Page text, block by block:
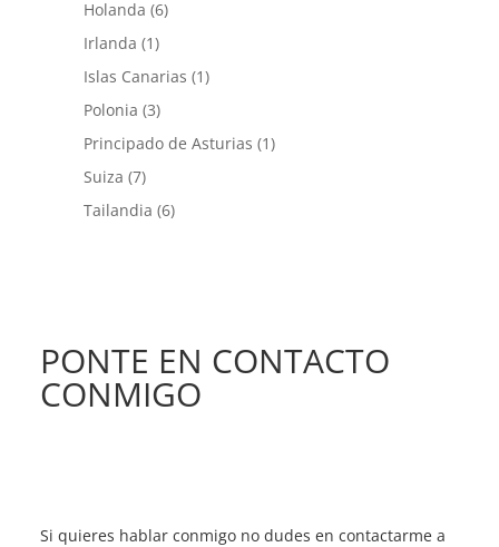
Holanda (6)
Irlanda (1)
Islas Canarias (1)
Polonia (3)
Principado de Asturias (1)
Suiza (7)
Tailandia (6)
PONTE EN CONTACTO
CONMIGO
Si quieres hablar conmigo no dudes en contactarme a